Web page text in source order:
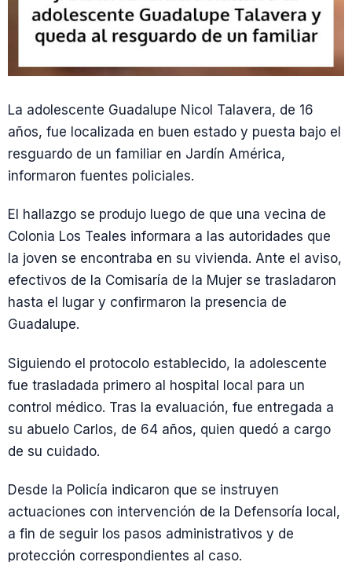
La adolescente Guadalupe Nicol Talavera, de 16
años, fue localizada en buen estado y puesta bajo el
resguardo de un familiar en Jardín América,
informaron fuentes policiales.
El hallazgo se produjo luego de que una vecina de
Colonia Los Teales informara a las autoridades que
la joven se encontraba en su vivienda. Ante el aviso,
efectivos de la Comisaría de la Mujer se trasladaron
hasta el lugar y confirmaron la presencia de
Guadalupe.
Siguiendo el protocolo establecido, la adolescente
fue trasladada primero al hospital local para un
control médico. Tras la evaluación, fue entregada a
su abuelo Carlos, de 64 años, quien quedó a cargo
de su cuidado.
Desde la Policía indicaron que se instruyen
actuaciones con intervención de la Defensoría local,
a fin de seguir los pasos administrativos y de
protección correspondientes al caso.